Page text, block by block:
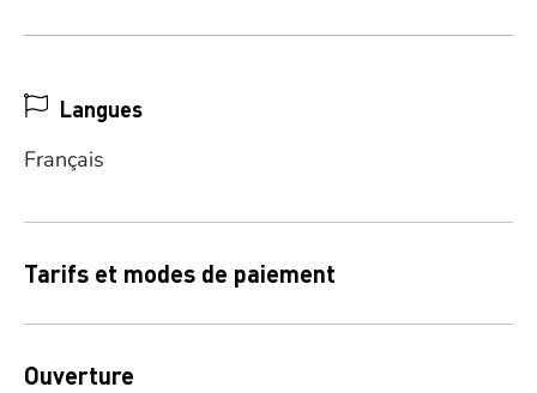
Langues
Français
Tarifs et modes de paiement
Ouverture